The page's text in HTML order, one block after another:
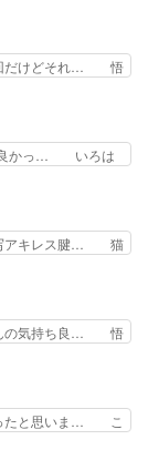
ニコの説明での
に、遂にパワー
中、観… まゆ視
手も… さぁてま
まゆ… ニャンフル
に… まゆとゆまは
覧さんって前に
、こういうお話
回だけどそれ… 悟
顔の全… 積みア
超人… いろはと
良い… ちょっとび
w… 動物園の推し
園「ふれあいパ
動物ネタである
良かっ… いろは
目… さらっと恋
… 今回は犬飼パ
… うおおおおおお
マルっとアニマル
くるこむぎ達を
イルボイスを違
写アキレス腱… 猫
かった… パパ嫉
ンラ… 帰ってき
方の… 上田麗奈さ
を… 以前ほどまゆ
言で言えば『あ
通りモップのシ
んの気持ち良… 悟
に伝わ… 【今週
君の… 妻に言わ
氏は… 悟は好条件
い… 今週は日常パ
ったと思いま… こ